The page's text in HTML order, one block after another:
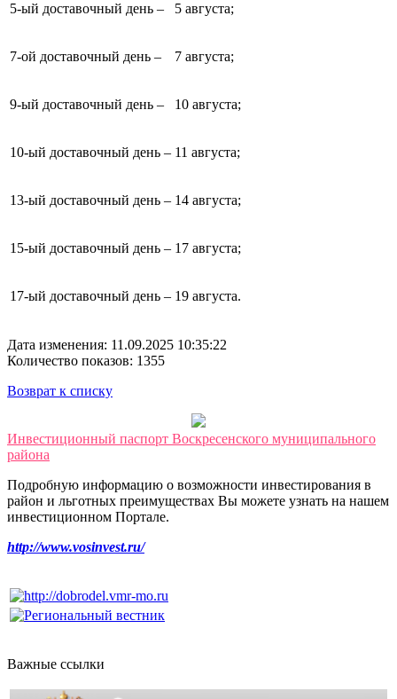
5-ый доставочный день – 5 августа;
7-ой доставочный день – 7 августа;
9-ый доставочный день – 10 августа;
10-ый доставочный день – 11 августа;
13-ый доставочный день – 14 августа;
15-ый доставочный день – 17 августа;
17-ый доставочный день – 19 августа.
Дата изменения: 11.09.2025 10:35:22
Количество показов: 1355
Возврат к списку
Инвестиционный паспорт Воскресенского муниципального
района
Подробную информацию о возможности инвестирования в
район и льготных преимуществах Вы можете узнать на нашем
инвестиционном Портале.
http://www.vosinvest.ru/
Важные ссылки